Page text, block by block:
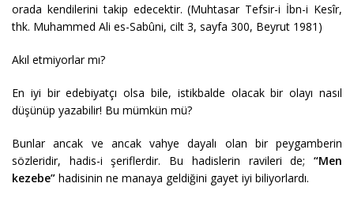
orada kendilerini takip edecektir. (Muhtasar Tefsir-i İbn-i Kesîr,
thk. Muhammed Ali es-Sabûni, cilt 3, sayfa 300, Beyrut 1981)
Akıl etmiyorlar mı?
En iyi bir edebiyatçı olsa bile, istikbalde olacak bir olayı nasıl
düşünüp yazabilir! Bu mümkün mü?
Bunlar ancak ve ancak vahye dayalı olan bir peygamberin
sözleridir, hadis-i şeriflerdir. Bu hadislerin ravileri de; “Men
kezebe” hadisinin ne manaya geldiğini gayet iyi biliyorlardı.